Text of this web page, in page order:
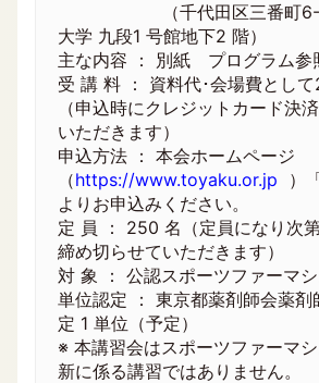
（千代田区三番町6-16
大学 九段1 号館地下2 階）
主な内容 ： 別紙 プログラム参
受 講 料 ： 資料代･会場費とし
（申込時にクレジットカード決
いただきます）
申込方法 ： 本会ホームページ
（https://www.toyaku.or.jp
）
よりお申込みください。
定 員 ： 250 名（定員になり次
締め切らせていただきます）
対 象 ： 公認スポーツファーマ
単位認定 ： 東京都薬剤師会薬剤
定 1 単位（予定）
※ 本講習会はスポーツファーマ
新に係る講習ではありません。